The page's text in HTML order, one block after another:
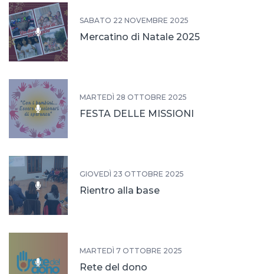
SABATO 22 NOVEMBRE 2025
Mercatino di Natale 2025
MARTEDÌ 28 OTTOBRE 2025
FESTA DELLE MISSIONI
GIOVEDÌ 23 OTTOBRE 2025
Rientro alla base
MARTEDÌ 7 OTTOBRE 2025
Rete del dono